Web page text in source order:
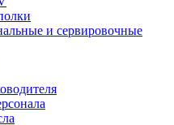
и сервировочные